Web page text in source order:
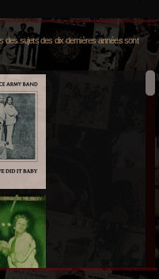
e
o
sujets des dix dernières années sont